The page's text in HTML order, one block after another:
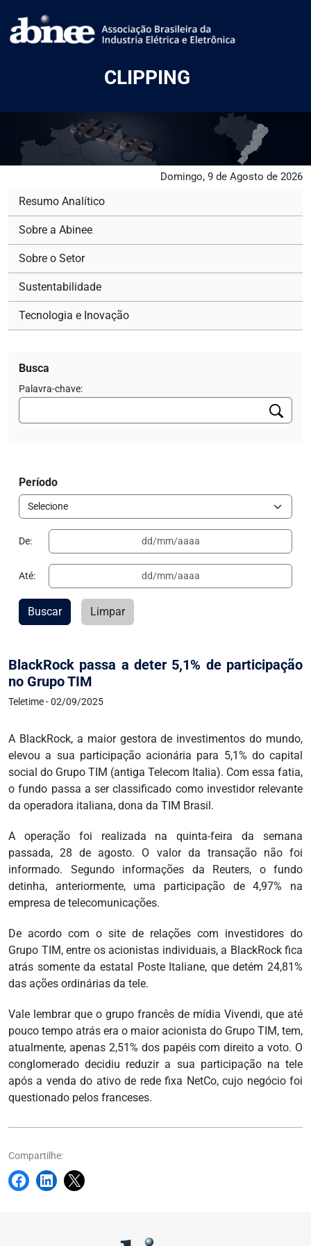
CLIPPING
Domingo, 9 de Agosto de 2026
BlackRock passa a deter 5,1% de participação
no Grupo TIM
Teletime - 02/09/2025
A BlackRock, a maior gestora de investimentos do mundo,
elevou a sua participação acionária para 5,1% do capital
social do Grupo TIM (antiga Telecom Italia). Com essa fatia,
o fundo passa a ser classificado como investidor relevante
da operadora italiana, dona da TIM Brasil.
A operação foi realizada na quinta-feira da semana
passada, 28 de agosto. O valor da transação não foi
informado. Segundo informações da Reuters, o fundo
detinha, anteriormente, uma participação de 4,97% na
empresa de telecomunicações.
De acordo com o site de relações com investidores do
Grupo TIM, entre os acionistas individuais, a BlackRock fica
atrás somente da estatal Poste Italiane, que detém 24,81%
das ações ordinárias da tele.
Vale lembrar que o grupo francês de mídia Vivendi, que até
pouco tempo atrás era o maior acionista do Grupo TIM, tem,
atualmente, apenas 2,51% dos papéis com direito a voto. O
conglomerado decidiu reduzir a sua participação na tele
após a venda do ativo de rede fixa NetCo, cujo negócio foi
questionado pelos franceses.
Compartilhe:
Resumo Analítico
Sobre a Abinee
Sobre o Setor
Sustentabilidade
Tecnologia e Inovação
Busca
Palavra-chave:
Período
De:
Até:
Buscar Limpar